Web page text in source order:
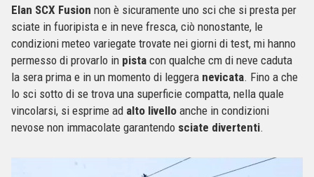
Elan SCX Fusion non è sicuramente uno sci che si presta per
sciate in fuoripista e in neve fresca, ciò nonostante, le
condizioni meteo variegate trovate nei giorni di test, mi hanno
permesso di provarlo in pista con qualche cm di neve caduta
la sera prima e in un momento di leggera nevicata. Fino a che
lo sci sotto di se trova una superficie compatta, nella quale
vincolarsi, si esprime ad alto livello anche in condizioni
nevose non immacolate garantendo sciate divertenti.